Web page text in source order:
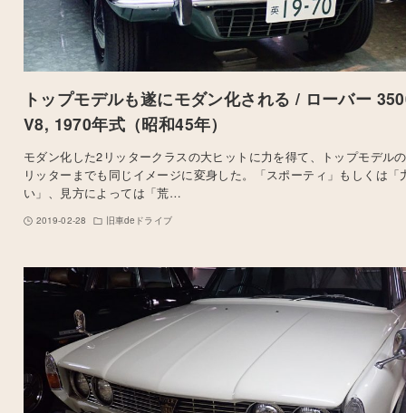
トップモデルも遂にモダン化される / ローバー
V8, 1970年式（昭和45年）
モダン化した2リッタークラスの大ヒットに力を得て、トップモデル
リッターまでも同じイメージに変身した。「スポーティ」もしくは「
い」、見方によっては「荒…
2019-02-28 旧車deドライブ